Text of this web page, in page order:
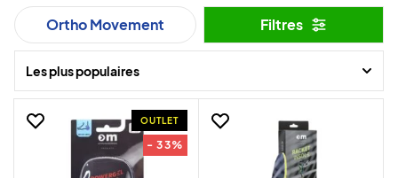
Ortho Movement Filtres
Les plus populaires
OUTLET
- 33%